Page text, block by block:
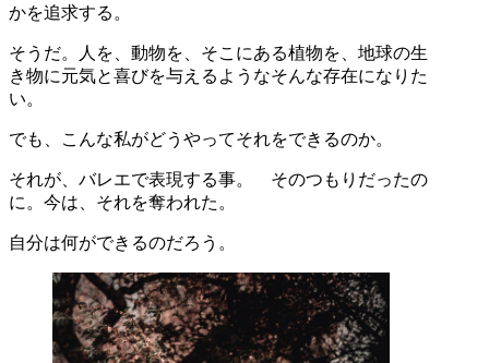
かを追求する。
そうだ。人を、動物を、そこにある植物を、地球の生
き物に元気と喜びを与えるようなそんな存在になりた
い。
でも、こんな私がどうやってそれをできるのか。
それが、バレエで表現する事。 そのつもりだったの
に。今は、それを奪われた。
自分は何ができるのだろう。